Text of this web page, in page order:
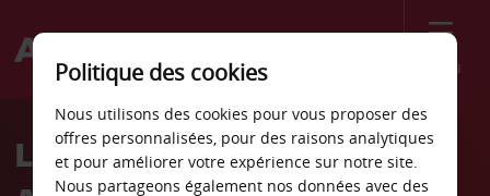
Menu
Welcome
AvisLocation de voiture
Politique des cookies
Nous utilisons des cookies pour vous proposer des
offres personnalisées, pour des raisons analytiques
et pour améliorer votre expérience sur notre site.
Nous partageons également nos données avec des